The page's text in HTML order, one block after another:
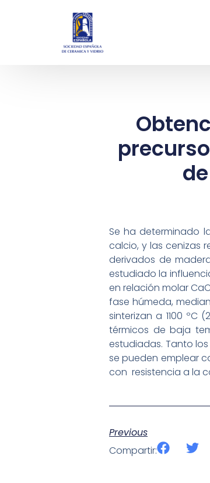
Se ha determinado
calcio, y las cenizas
derivados de
estudiado la
en relación molar
fase húmeda,
sinterizan a 1100
térmicos de baja
estudiadas. Tanto
se pueden emplear
con resistencia a la
Previous
Compartir: